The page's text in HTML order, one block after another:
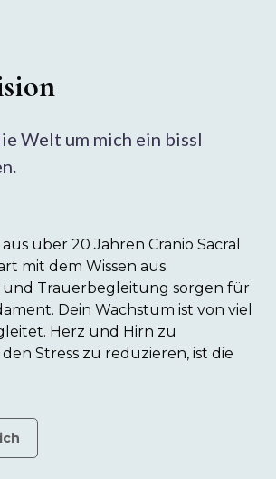
Welt um mich ein bissl
über 20 Jahren Cranio Sacral
mit dem Wissen aus
und Trauerbegleitung sorgen für
Dein Wachstum ist von viel
Herz und Hirn zu
Stress zu reduzieren, ist die